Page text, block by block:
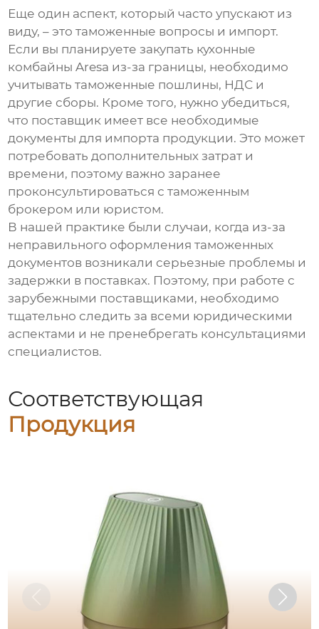
Еще один аспект, который часто упускают из
виду, – это таможенные вопросы и импорт.
Если вы планируете закупать кухонные
комбайны Aresa из-за границы, необходимо
учитывать таможенные пошлины, НДС и
другие сборы. Кроме того, нужно убедиться,
что поставщик имеет все необходимые
документы для импорта продукции. Это может
потребовать дополнительных затрат и
времени, поэтому важно заранее
проконсультироваться с таможенным
брокером или юристом.
В нашей практике были случаи, когда из-за
неправильного оформления таможенных
документов возникали серьезные проблемы и
задержки в поставках. Поэтому, при работе с
зарубежными поставщиками, необходимо
тщательно следить за всеми юридическими
аспектами и не пренебрегать консультациями
специалистов.
Соответствующая
Продукция